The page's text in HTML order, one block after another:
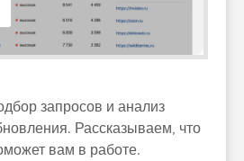
запросов и анализ
Рассказываем, что
вам в работе.